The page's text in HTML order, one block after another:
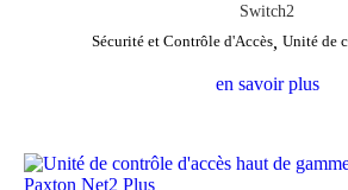
Switch2
Sécurité et Contrôle d'Accès, Unité de
en savoir plus